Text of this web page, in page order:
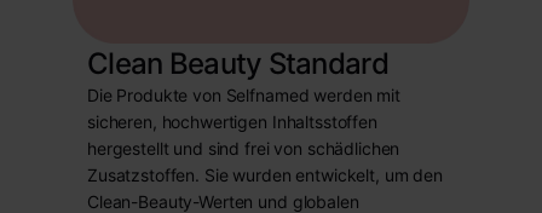
Clean Beauty Standard
Die Produkte von Selfnamed werden mit
sicheren, hochwertigen Inhaltsstoffen
hergestellt und sind frei von schädlichen
Zusatzstoffen. Sie wurden entwickelt, um den
Clean-Beauty-Werten und globalen